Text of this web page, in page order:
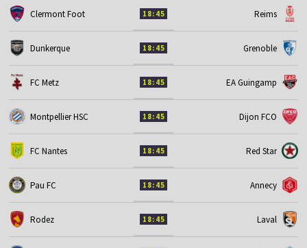
Clermont Foot 18:45 Reims
Dunkerque 18:45 Grenoble
FC Metz 18:45 EA Guingamp
Montpellier HSC 18:45 Dijon FCO
FC Nantes 18:45 Red Star
Pau FC 18:45 Annecy
Rodez 18:45 Laval